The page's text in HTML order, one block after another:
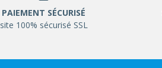
PAIEMENT SÉCURISÉ
site 100% sécurisé SSL